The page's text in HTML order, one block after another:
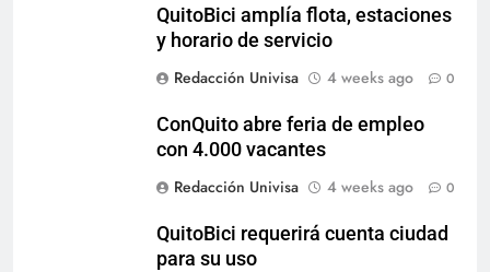
QuitoBici amplía flota, estaciones
y horario de servicio
Redacción Univisa
4 weeks ago 0
ConQuito abre feria de empleo
con 4.000 vacantes
Redacción Univisa
4 weeks ago 0
QuitoBici requerirá cuenta ciudad
para su uso